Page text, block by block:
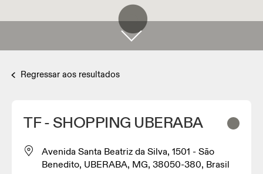
Regressar aos resultados
TF - SHOPPING UBERABA
Avenida Santa Beatriz da Silva, 1501 - São
Benedito, UBERABA, MG, 38050-380, Brasil